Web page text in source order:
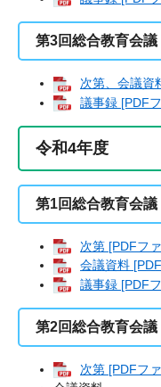
第3回総合教育会議
次第、会議資
議事録 [PDF
令和4年度
第1回総合教育会議
次第 [PDFフ
会議資料
議事録 [PDF
第2回総合教育会議
次第 [PDFフ